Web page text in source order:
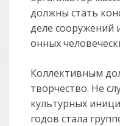
должны стать
деле
онных
Коллективным
творчество. Не
культурных
годов стала